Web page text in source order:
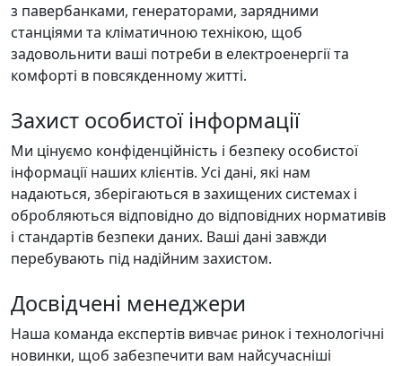
з павербанками, генераторами, зарядними
станціями та кліматичною технікою, щоб
задовольнити ваші потреби в електроенергії та
комфорті в повсякденному житті.
Захист особистої інформації
Ми цінуємо конфіденційність і безпеку особистої
інформації наших клієнтів. Усі дані, які нам
надаються, зберігаються в захищених системах і
обробляються відповідно до відповідних нормативів
і стандартів безпеки даних. Ваші дані завжди
перебувають під надійним захистом.
Досвідчені менеджери
Наша команда експертів вивчає ринок і технологічні
новинки, щоб забезпечити вам найсучасніші